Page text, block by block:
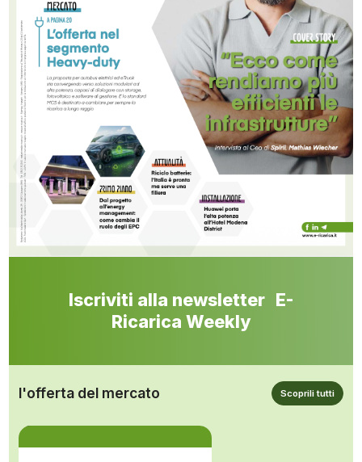
Iscriviti alla newsletter E-
Ricarica Weekly
l'offerta del mercato Scoprili tutti